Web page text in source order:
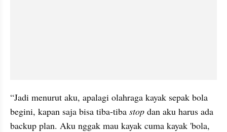
“Jadi menurut aku, apalagi olahraga kayak sepak bola
begini, kapan saja bisa tiba-tiba stop dan aku harus ada
backup plan. Aku nggak mau kayak cuma kayak 'bola,